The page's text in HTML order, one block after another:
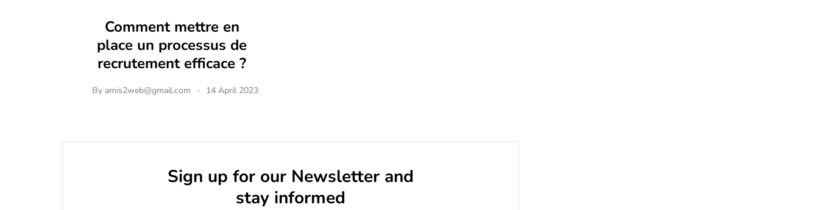
Comment mettre en
place un processus de
recrutement efficace ?
By amis2web@gmail.com 14 April 2023
Sign up for our Newsletter and
stay informed